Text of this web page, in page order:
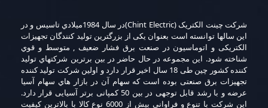
ﺷﺮﮐﺖ ﭼﯿﻨﺖ اﻟﮑﺘﺮﯾﮏ (Chint Electric)در ﺳﺎل 1984ﻣﯿﻼدي ﺗﺎﺳﯿﺲ و در
اﯾﻦ ﺳﺎﻟﻬﺎ ﺗﻮاﻧﺴﺘﻪ اﺳﺖ ﺑﻌﻨﻮان ﯾﮑﯽ از ﺑﺰرﮔﺘﺮﯾﻦ ﺗﻮﻟﯿﺪ ﮐﻨﻨﺪﮔﺎن ﺗﺠﻬﯿﺰات
اﻟﮑﺘﺮﯾﮑﯽ و اﺗﻮﻣﺎﺳﯿﻮن در ﺻﻨﻌﺖ ﺑﺮق ﻓﺸﺎر ﺿﻌﯿﻒ , ﻣﺘﻮﺳﻂ و ﻗﻮي
ﺷﻨﺎﺧﺘﻪ ﺷﻮد. اﯾﻦ ﻣﺠﻤﻮﻋﻪ در ﺣﺎل ﺣﺎﺿﺮ در ﺑﯿﻦ ﺑﺮﺗﺮﯾﻦ ﺷﺮﮐﺘﻬﺎي ﺗﻮﻟﯿﺪ
ﮐﻨﻨﺪه ﮐﺸﻮر ﭼﯿﻦ ﻃﯽ 18 ﺳﺎل اﺧﯿﺮ ﻗﺮار دارد و اوﻟﯿﻦ ﺷﺮﮐﺖ ﺗﻮﻟﯿﺪ ﮐﻨﻨﺪه
ﺗﺠﻬﯿﺰات ﺑﺮق ﺻﻨﻌﺘﯽ ﺑﻮده اﺳﺖ ﮐﻪ ﺳﻬﺎم آن در ﺑﺎزار ﻫﺎي ﺳﻬﺎم آﺳﯿﺎ
ﻋﺮﺿﻪ و ﺑﺎ رﺷﺪ ﻗﺎﺑﻞ ﺗﻮﺟﻬﯽ در ﺑﯿﻦ 50 ﮐﻤﭙﺎﻧﯽ ﺑﺮﺗﺮ آﺳﯿﺎﯾﯽ ﻗﺮار دارد.
اﯾﻦ ﺷﺮﮐﺖ ﺑﺎ ﺗﻨﻮع و ﻓﺮاواﻧﯽ ﺑﯿﺶ از 6000 ﻧﻮع ﮐﺎﻻ ﺑﺎ ﺑﺎﻻﺗﺮﯾﻦ ﮐﯿﻔﯿﺖ